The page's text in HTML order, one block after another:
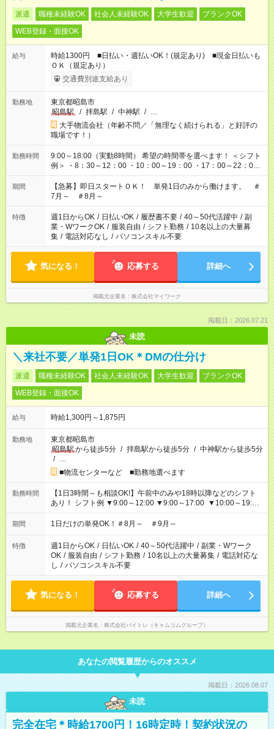
派遣 職種未経験OK 社会人未経験OK 大学生歓迎
ブランクOK
WEB登録・面接OK
給与
時給1300円 ■日払い・週払いOK！(規定あり) ■現金日払いも
ＯＫ（規定あり）
交通費別途支給あり
勤務地
東京都昭島市
昭島駅
/ 拝島駅 / 中神駅 / …
大手物流会社（年齢不問／「無理なく続けられる」と好評の
職場です！）
勤務時間
9:00～18:00（実動8時間） 希望の時間帯を選べます！ ＜シフト
例＞ ・8：30～12：00 ・10：00～19：00 ・17：00～22：00
・13：00～22：00 ・22：00～翌6：00 など
期間
【急募】即日スタートＯＫ！ 単発1日のみから働けます。 ＃
7月～ ＃8月～
特徴 週1日からOK / 日払いOK / 履歴書不要 / 40～50代活躍中 / 副
業・WワークOK / 服装自由 / シフト勤務 / 10名以上の大量募
集 / 電話対応なし / パソコンスキル不要
気になる！ 応募する 詳細へ
掲載元企業名 株式会社マイワーク
掲載日：2026.07.21
未読
＼来社不要／単発1日OK＊DMの仕分け
派遣 職種未経験OK 社会人未経験OK 大学生歓迎
ブランクOK
WEB登録・面接OK
給与 時給1,300円～1,875円
勤務地
東京都昭島市
昭島駅から徒歩5分 / 拝島駅から徒歩5分 / 中神駅から徒歩5分
/ …
■物流センターなど ■勤務地選べます
勤務時間
【1日3時間～も相談OK!】午前中のみや18時以降などのシフト
あり！ シフト例 ▼9:00～12:00 ▼9:00～17:00 ▼10:00～19:00
▼18:00～21:00
期間 1日だけの単発OK！＃8月～ ＃9月～
特徴 週1日からOK / 日払いOK / 40～50代活躍中 / 副業・Wワーク
OK / 服装自由 / シフト勤務 / 10名以上の大量募集 / 電話対応な
し / パソコンスキル不要
気になる！ 応募する 詳細へ
掲載元企業名 株式会社バイトレ（キャムコムグループ）
あなたの閲覧履歴からのオススメ
掲載日：2026.08.07
未読
完全在宅＊時給1700円！16時定時！契約状況の